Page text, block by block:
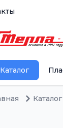
Каталог
Каталог